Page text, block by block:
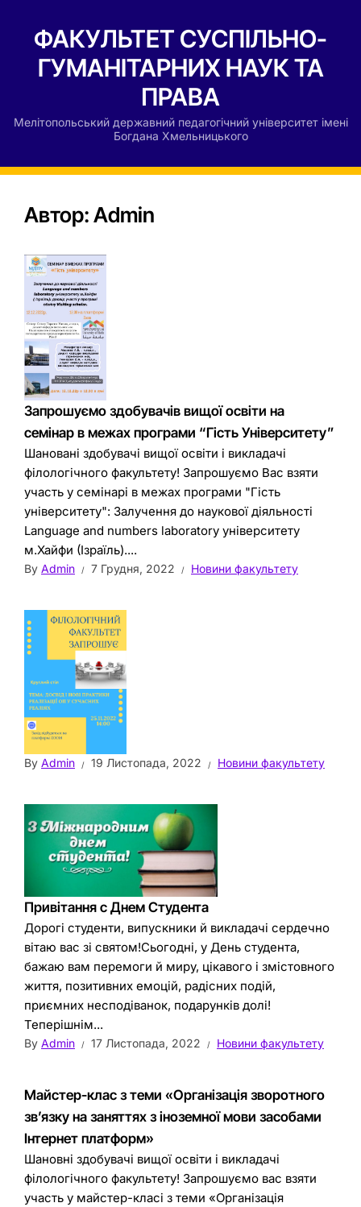
ФАКУЛЬТЕТ СУСПІЛЬНО-
ГУМАНІТАРНИХ НАУК ТА
ПРАВА
Мелітопольський державний педагогічний університет імені
Богдана Хмельницького
Автор:Admin
Запрошуємо здобувачів вищої освіти на
семінар в межах програми “Гість Університету”
Шановані здобувачі вищої освіти і викладачі
філологічного факультету! Запрошуємо Вас взяти
участь у семінарі в межах програми "Гість
університету": Залучення до наукової діяльності
Language and numbers laboratory університету
м.Хайфи (Ізраїль)....
By Admin 7 Грудня, 2022 Новини факультету
By Admin 19 Листопада, 2022 Новини факультету
Привітання с Днем Студента
Дорогі студенти, випускники й викладачі сердечно
вітаю вас зі святом!Сьогодні, у День студента,
бажаю вам перемоги й миру, цікавого і змістовного
життя, позитивних емоцій, радісних подій,
приємних несподіванок, подарунків долі!
Теперішнім...
By Admin 17 Листопада, 2022 Новини факультету
Майстер-клас з теми «Організація зворотного
зв’язку на заняттях з іноземної мови засобами
Інтернет платформ»
Шановні здобувачі вищої освіти і викладачі
філологічного факультету! Запрошуємо вас взяти
участь у майстер-класі з теми «Організація